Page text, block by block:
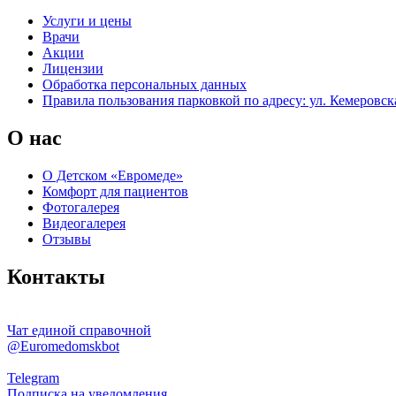
Услуги и цены
Врачи
Акции
Лицензии
Обработка персональных данных
Правила пользования парковкой по адресу: ул.
О нас
О Детском «Евромеде»
Комфорт для пациентов
Фотогалерея
Видеогалерея
Отзывы
Контакты
Чат единой справочной
@Euromedomskbot
Telegram